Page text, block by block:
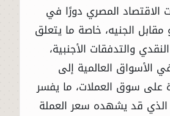
الاقتصاد المصري دورًا في
مقابل الجنيه، خاصة ما يتعلق
والتدفقات الأجنبية،
الأسواق العالمية إلى
على سوق العملات، ما يفسر
الذي قد يشهده سعر العملة